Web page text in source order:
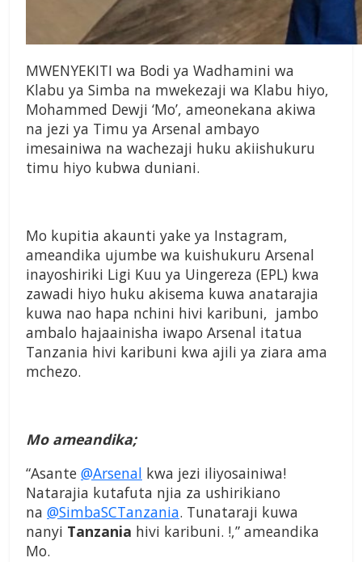
MWENYEKITI wa Bodi ya Wadhamini wa
Klabu ya Simba na mwekezaji wa Klabu hiyo,
Mohammed Dewji ‘Mo’, ameonekana akiwa
na jezi ya Timu ya Arsenal ambayo
imesainiwa na wachezaji huku akiishukuru
timu hiyo kubwa duniani.
Mo kupitia akaunti yake ya Instagram,
ameandika ujumbe wa kuishukuru Arsenal
inayoshiriki Ligi Kuu ya Uingereza (EPL) kwa
zawadi hiyo huku akisema kuwa anatarajia
kuwa nao hapa nchini hivi karibuni, jambo
ambalo hajaainisha iwapo Arsenal itatua
Tanzania hivi karibuni kwa ajili ya ziara ama
mchezo.
Mo ameandika;
“Asante @Arsenal kwa jezi iliyosainiwa!
Natarajia kutafuta njia za ushirikiano
na @SimbaSCTanzania. Tunataraji kuwa
nanyi Tanzania hivi karibuni. !,” ameandika
Mo.